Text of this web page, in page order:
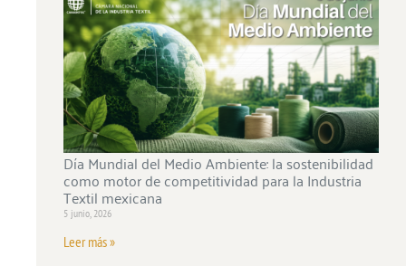
Día Mundial del Medio Ambiente: la sostenibilidad
como motor de competitividad para la Industria
Textil mexicana
5 junio, 2026
Leer más »